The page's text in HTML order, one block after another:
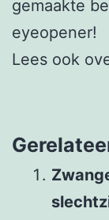
gemaakte
eyeopener!
Lees ook